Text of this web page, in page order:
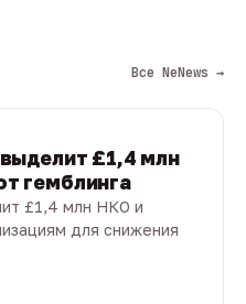
Все NeNews →
£1,4 млн
гемблинга
£1,4 млн НКО и
для снижения